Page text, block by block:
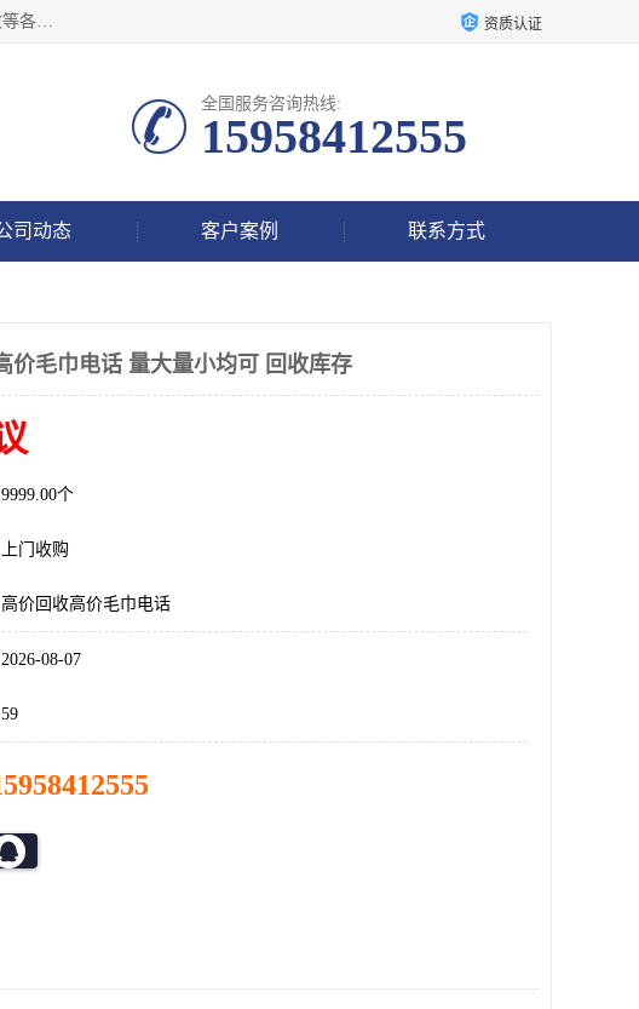
义乌永峰贸易商行长期从事:义乌库存回收、库存五金工具回收、库存杯子回收、尾货处理、尾货回收、库存毛绒玩具回收等各类产品库存回收，我们一直秉承：“，专业收购，价格从优，互惠互利，现金交易，价格公道”七大原则。欢迎有库存处理的老板来电洽谈! 资质认证
全国服务咨询热线:
15958412555
司动态 客户案例 联系方式
价毛巾电话 量大量小均可 回收库存
9999.00个
上门收购
高价回收高价毛巾电话
2026-08-07
59